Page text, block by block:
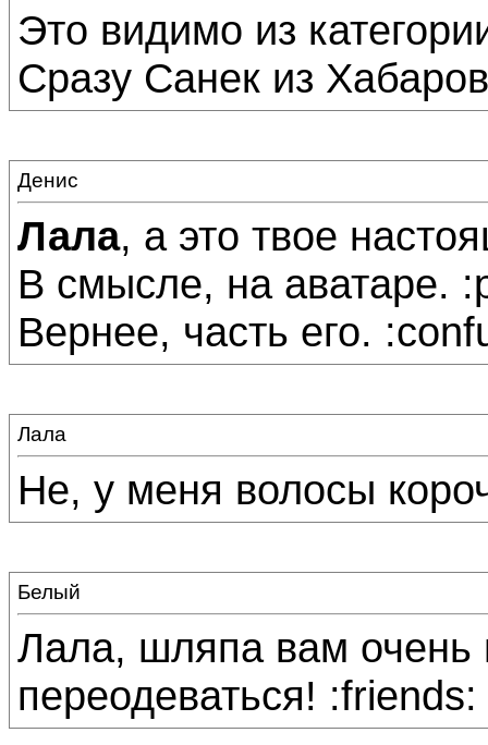
Это видимо из
Сразу Санек из
Денис
Лала, а это твое
В смысле, на аватаре.
Вернее, часть его.
Лала
Не, у меня волосы
Белый
Лала, шляпа вам очень
переодеваться! :friends: